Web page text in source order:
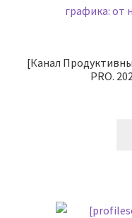
[Канал
PRO.